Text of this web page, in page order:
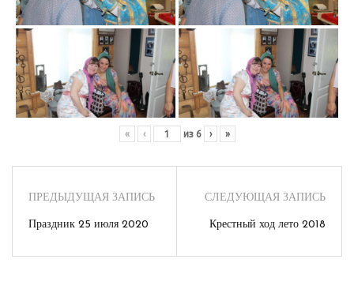
« ‹ из 6 › »
ПРЕДЫДУЩАЯ ЗАПИСЬ
Праздник 25 июля 2020
СЛЕДУЮЩАЯ ЗАПИСЬ
Крестный ход лето 2018